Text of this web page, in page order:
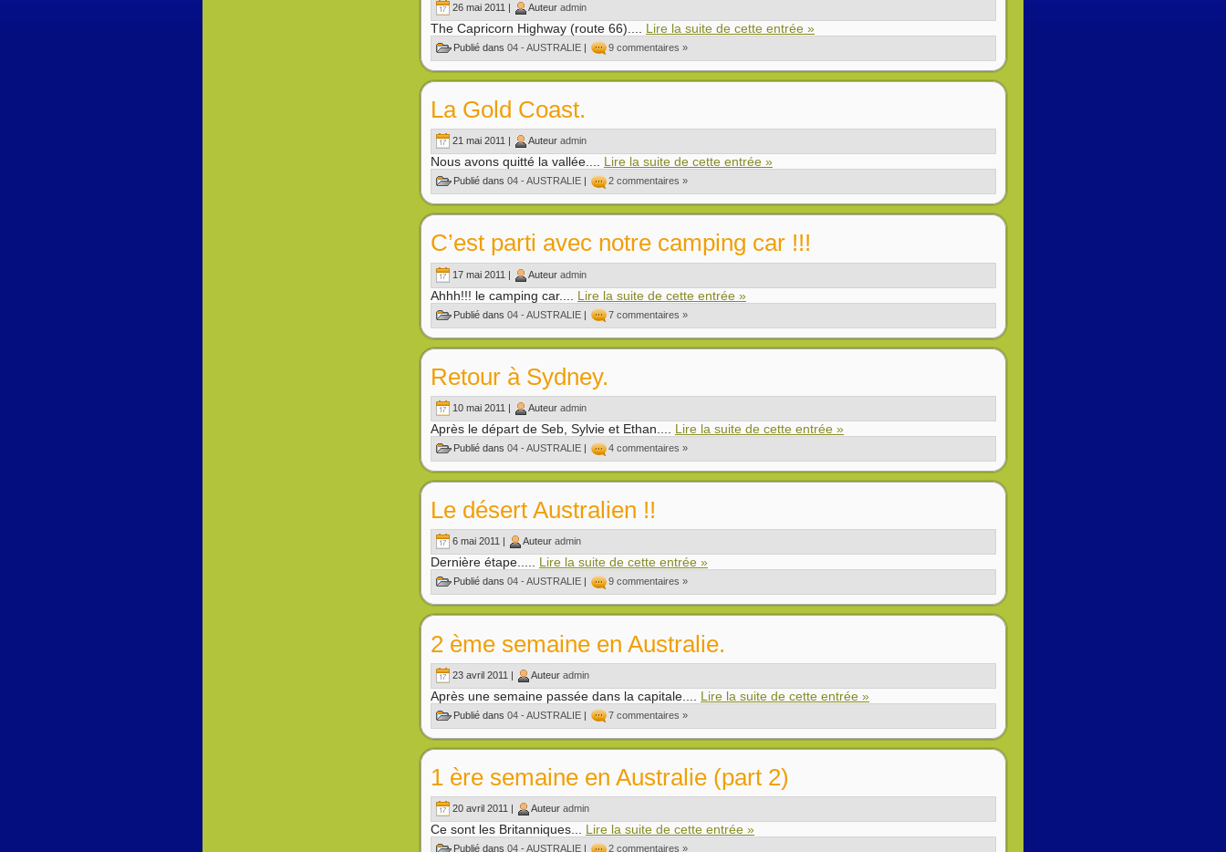
26 mai 2011 | Auteur admin
The Capricorn Highway (route 66).... Lire la suite de cette entrée »
Publié dans 04 - AUSTRALIE | 9 commentaires »
La Gold Coast.
21 mai 2011 | Auteur admin
Nous avons quitté la vallée.... Lire la suite de cette entrée »
Publié dans 04 - AUSTRALIE | 2 commentaires »
C’est parti avec notre camping car !!!
17 mai 2011 | Auteur admin
Ahhh!!! le camping car.... Lire la suite de cette entrée »
Publié dans 04 - AUSTRALIE | 7 commentaires »
Retour à Sydney.
10 mai 2011 | Auteur admin
Après le départ de Seb, Sylvie et Ethan.... Lire la suite de cette entrée »
Publié dans 04 - AUSTRALIE | 4 commentaires »
Le désert Australien !!
6 mai 2011 | Auteur admin
Dernière étape..... Lire la suite de cette entrée »
Publié dans 04 - AUSTRALIE 9 commentaires »
2 ème semaine en Australie.
23 avril 2011 | Auteur admin
Après une semaine passée dans la capitale.... Lire la suite de cette entrée »
Publié dans 04 - AUSTRALIE | 7 commentaires »
1 ère semaine en Australie (part 2)
20 avril 2011 | Auteur admin
Ce sont les Britanniques... Lire la suite de cette entrée »
Publié dans 04 - AUSTRALIE | 2 commentaires »